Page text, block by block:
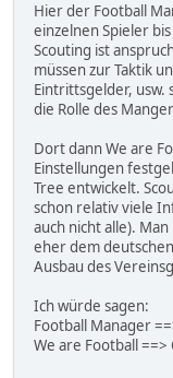
Hier der Football
einzelnen Spieler
Scouting ist
müssen zur Taktik
Eintrittsgelder, usw.
die Rolle des
Dort dann We are
Einstellungen
Tree entwickelt.
schon relativ viele
auch nicht alle).
eher dem
Ausbau des
Ich würde sagen:
Football Manager
We are Football ==>